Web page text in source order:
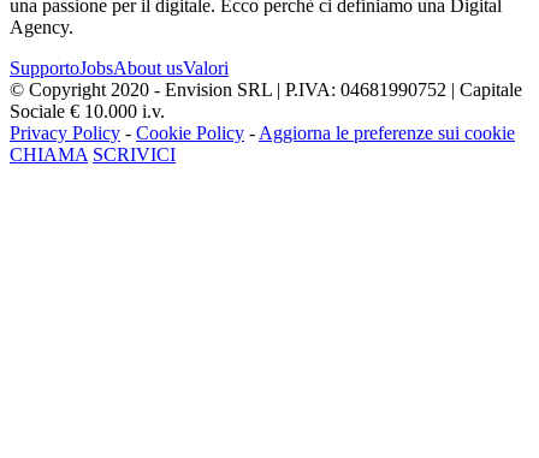
una passione per il digitale. Ecco perchè ci definiamo una Digital
Agency.
SupportoJobsAbout usValori
© Copyright 2020 - Envision SRL | P.IVA: 04681990752 | Capitale
Sociale € 10.000 i.v.
Privacy Policy - Cookie Policy - Aggiorna le preferenze sui cookie
CHIAMA SCRIVICI